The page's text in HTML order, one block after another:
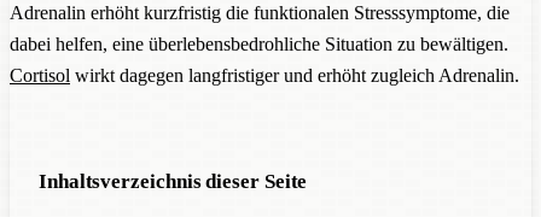
Adrenalin erhöht kurzfristig die funktionalen Stresssymptome, die
dabei helfen, eine überlebensbedrohliche Situation zu bewältigen.
Cortisol wirkt dagegen langfristiger und erhöht zugleich Adrenalin.
Inhaltsverzeichnis dieser Seite